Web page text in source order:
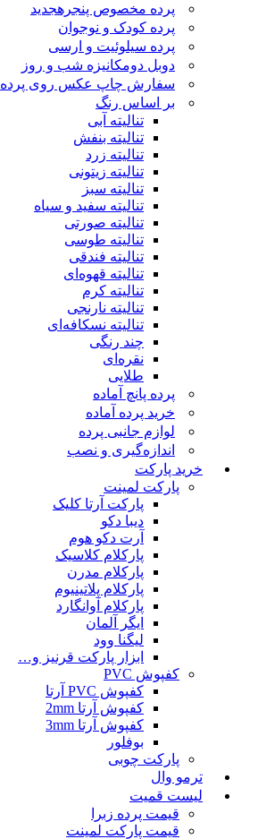
پرده مخصوص پنجرهجدید
پرده کودک و نوجوان
پرده سیلوئیت و ارسی
دوبل دومکانیزه شب و روز
سفارش چاپ عکس روی پرده
بر اساس رنگ
تنالیته آبی
تنالیته بنفش
تنالیته زرد
تنالیته زیتونی
تنالیته سبز
تنالیته سفید و سیاه
تنالیته صورتی
تنالیته طوسی
تنالیته فندقی
تنالیته قهوه‌ای
تنالیته کرم
تنالیته نارنجی
تنالیته نسکافه‌ای
چند رنگی
نقره‌ای
طلایی
پرده پانچ آماده
خرید پرده آماده
لوازم جانبی پرده
اندازه‌گیری و نصب
خرید پارکت
پارکت لمینت
پارکت آرتا کلیک
دیبا دکو
آرت دکو هوم
پارکلام کلاسیک
پارکلام مدرن
پارکلام پلاتینیوم
پارکلام آوانگارد
ایگر آلمان
لیگنا وود
ابزار پارکت قرنیز و…
کفپوش PVC
کفپوش PVC آرتا
کفپوش آرتا 2mm
کفپوش آرتا 3mm
بوفلور
پارکت چوبی
ترمو وال
لیست قمیت
قیمت پرده زبرا
قیمت پارکت لمینت